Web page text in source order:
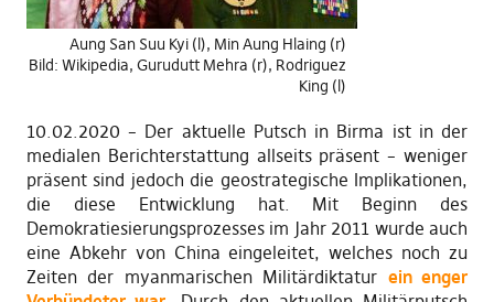
Aung San Suu Kyi (l), Min Aung Hlaing (r)
Bild: Wikipedia, Gurudutt Mehra (r), Rodriguez
King (l)
10.02.2020 – Der aktuelle Putsch in Birma ist in der
medialen Berichterstattung allseits präsent – weniger
präsent sind jedoch die geostrategische Implikationen,
die diese Entwicklung hat. Mit Beginn des
Demokratiesierungsprozesses im Jahr 2011 wurde auch
eine Abkehr von China eingeleitet, welches noch zu
Zeiten der myanmarischen Militärdiktatur ein enger